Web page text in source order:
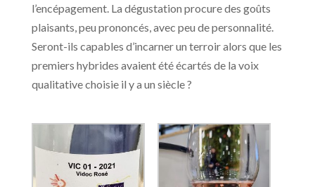
l’encépagement. La dégustation procure des goûts
plaisants, peu prononcés, avec peu de personnalité.
Seront-ils capables d’incarner un terroir alors que les
premiers hybrides avaient été écartés de la voix
qualitative choisie il y a un siècle ?